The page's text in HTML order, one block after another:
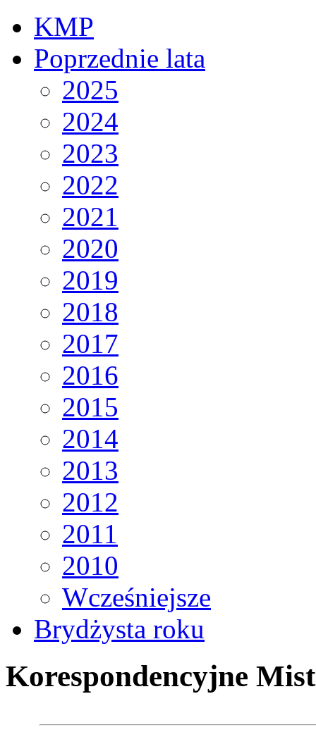
KMP
Poprzednie lata
2025
2024
2023
2022
2021
2020
2019
2018
2017
2016
2015
2014
2013
2012
2011
2010
Wcześniejsze
Brydżysta roku
Korespondencyjne